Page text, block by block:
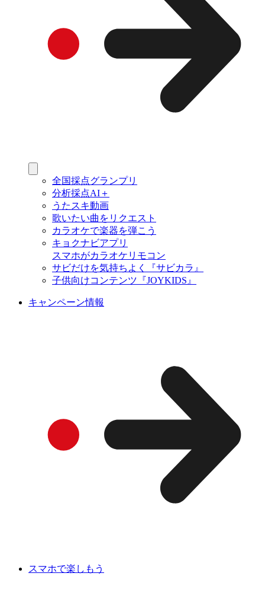
全国採点グランプリ
分析採点AI＋
うたスキ動画
歌いたい曲をリクエスト
カラオケで楽器を弾こう
キョクナビアプリ
スマホがカラオケリモコン
サビだけを気持ちよく『サビカラ』
子供向けコンテンツ『JOYKIDS』
キャンペーン情報
スマホで楽しもう